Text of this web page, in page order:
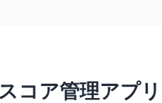
コア管理アプリ